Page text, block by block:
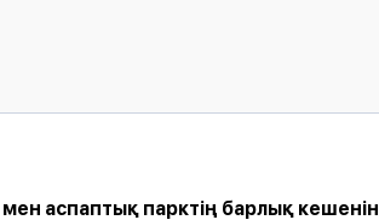
мен аспаптық парктің барлық кешенін